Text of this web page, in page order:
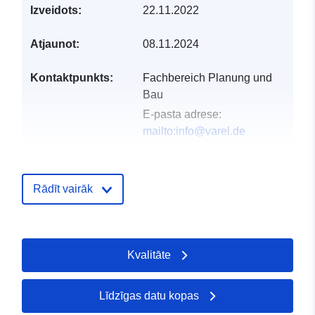
Izveidots: 22.11.2022
Atjaunot: 08.11.2024
Kontaktpunkts:
Fachbereich Planung und
Bau
E-pasta adrese:
mailto:info@varel.de
ieraksts:
2026
Jaunākā informācija par
04 August 2026
Rādīt vairāk
Kvalitāte
Līdzīgas datu kopas